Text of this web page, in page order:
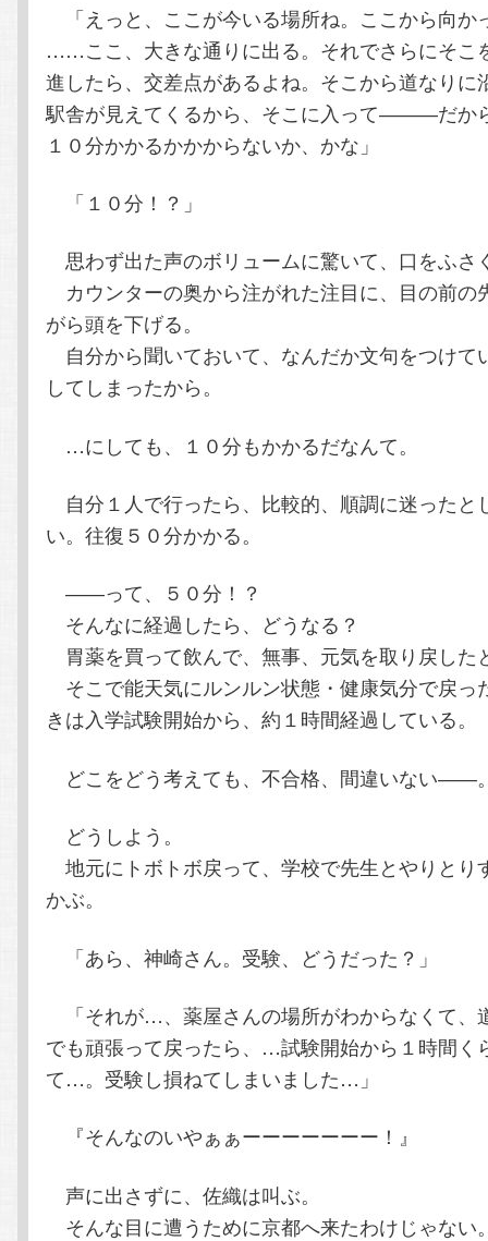
「えっと、ここが今いる場所ね。ここから向か
……ここ、大きな通りに出る。それでさらにそこ
進したら、交差点があるよね。そこから道なりに
駅舎が見えてくるから、そこに入って―――だか
１０分かかるかかからないか、かな」
「１０分！？」
思わず出た声のボリュームに驚いて、口をふさ
カウンターの奥から注がれた注目に、目の前の
がら頭を下げる。
自分から聞いておいて、なんだか文句をつけて
してしまったから。
…にしても、１０分もかかるだなんて。
自分１人で行ったら、比較的、順調に迷ったと
い。往復５０分かかる。
――って、５０分！？
そんなに経過したら、どうなる？
胃薬を買って飲んで、無事、元気を取り戻した
そこで能天気にルンルン状態・健康気分で戻っ
きは入学試験開始から、約１時間経過している。
どこをどう考えても、不合格、間違いない――
どうしよう。
地元にトボトボ戻って、学校で先生とやりとり
かぶ。
「あら、神崎さん。受験、どうだった？」
「それが…、薬屋さんの場所がわからなくて、
でも頑張って戻ったら、…試験開始から１時間く
て…。受験し損ねてしまいました…」
『そんなのいやぁぁーーーーーーー！』
声に出さずに、佐織は叫ぶ。
そんな目に遭うために京都へ来たわけじゃない